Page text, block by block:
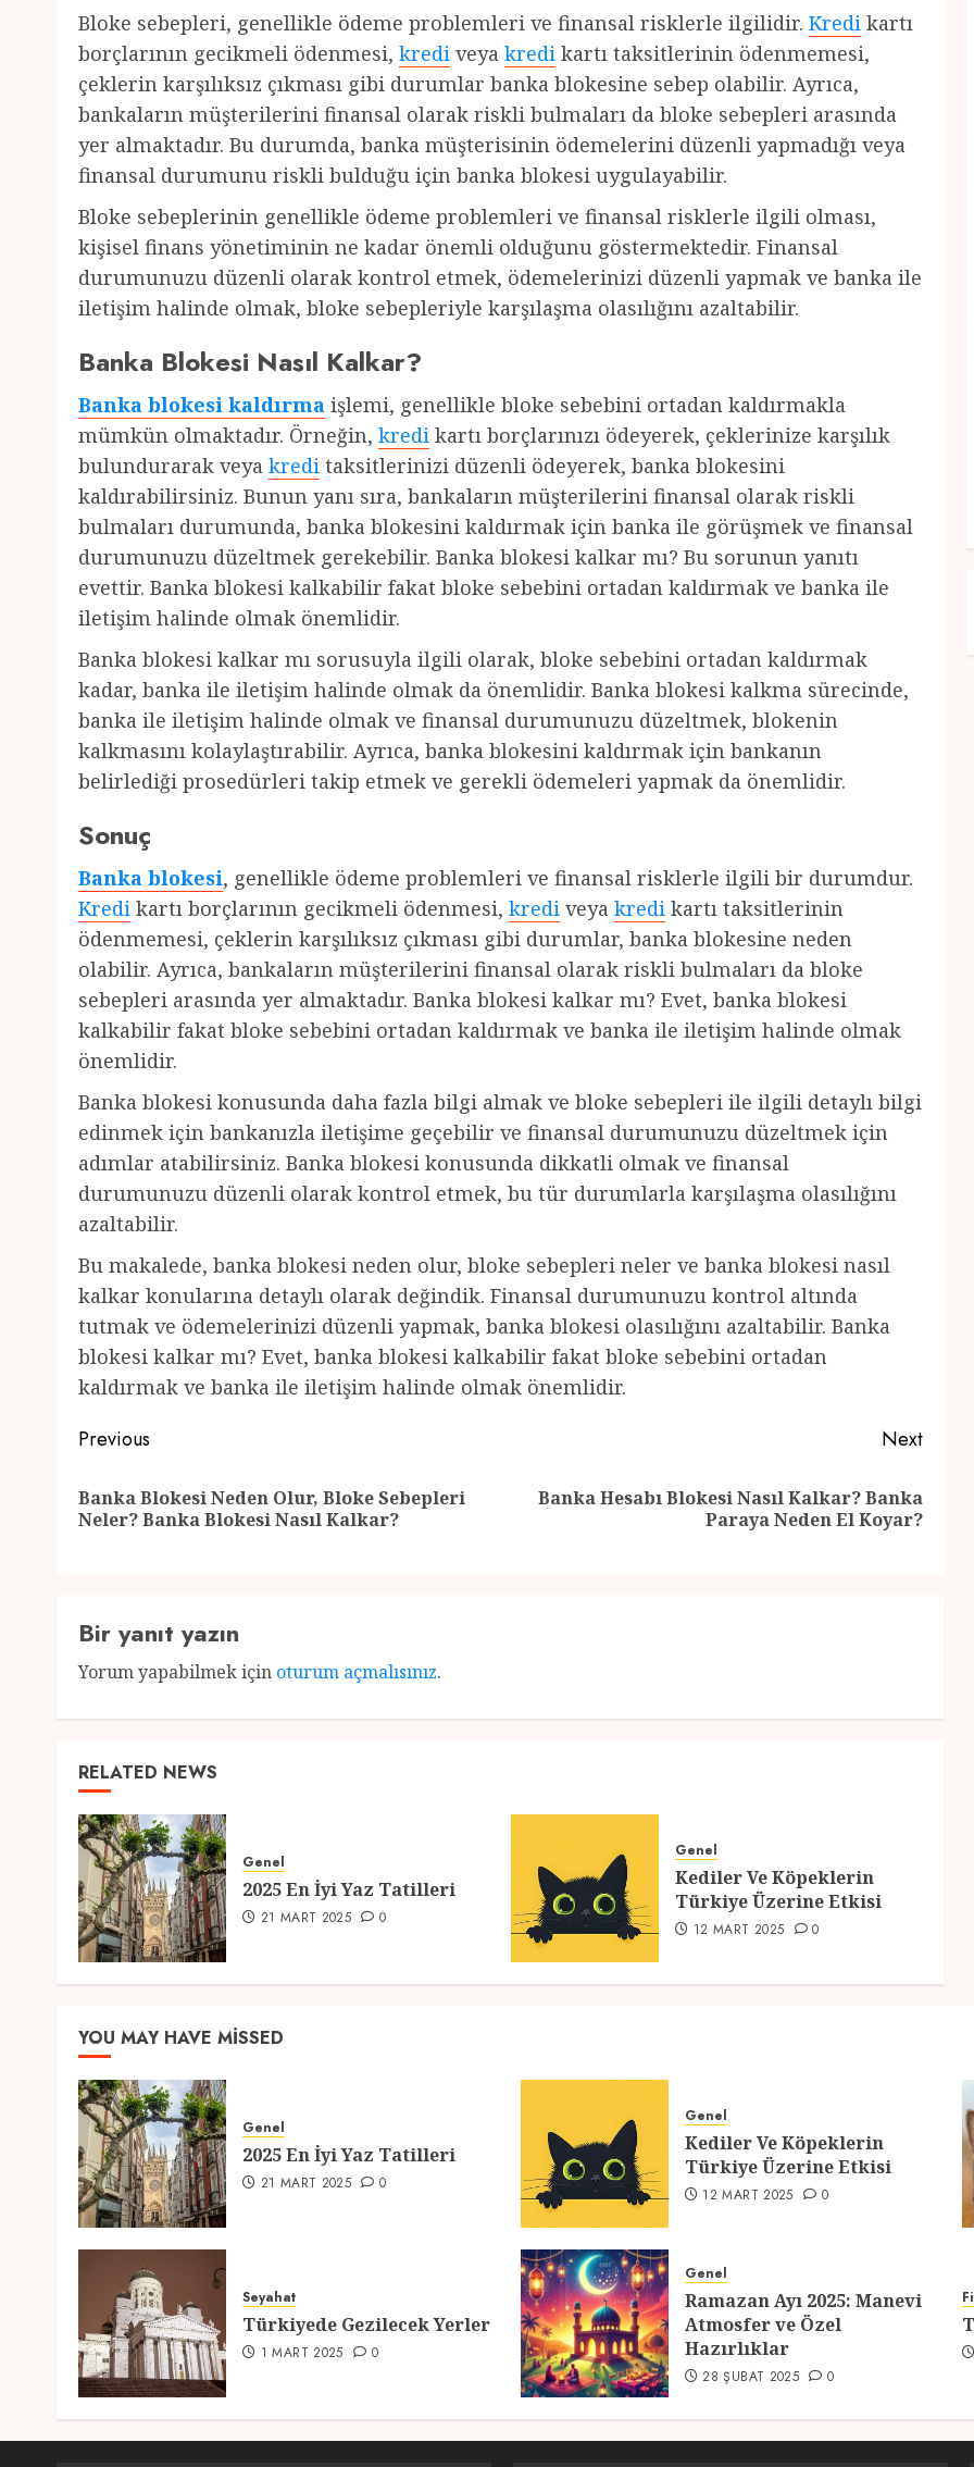
Bloke sebepleri, genellikle ödeme problemleri ve finansal risklerle ilgilidir. Kredi kartı
borçlarının gecikmeli ödenmesi, kredi veya kredi kartı taksitlerinin ödenmemesi,
çeklerin karşılıksız çıkması gibi durumlar banka blokesine sebep olabilir. Ayrıca,
bankaların müşterilerini finansal olarak riskli bulmaları da bloke sebepleri arasında
yer almaktadır. Bu durumda, banka müşterisinin ödemelerini düzenli yapmadığı veya
finansal durumunu riskli bulduğu için banka blokesi uygulayabilir.
Bloke sebeplerinin genellikle ödeme problemleri ve finansal risklerle ilgili olması,
kişisel finans yönetiminin ne kadar önemli olduğunu göstermektedir. Finansal
durumunuzu düzenli olarak kontrol etmek, ödemelerinizi düzenli yapmak ve banka ile
iletişim halinde olmak, bloke sebepleriyle karşılaşma olasılığını azaltabilir.
Banka Blokesi Nasıl Kalkar?
Banka blokesi kaldırma işlemi, genellikle bloke sebebini ortadan kaldırmakla
mümkün olmaktadır. Örneğin, kredi kartı borçlarınızı ödeyerek, çeklerinize karşılık
bulundurarak veya kredi taksitlerinizi düzenli ödeyerek, banka blokesini
kaldırabilirsiniz. Bunun yanı sıra, bankaların müşterilerini finansal olarak riskli
bulmaları durumunda, banka blokesini kaldırmak için banka ile görüşmek ve finansal
durumunuzu düzeltmek gerekebilir. Banka blokesi kalkar mı? Bu sorunun yanıtı
evettir. Banka blokesi kalkabilir fakat bloke sebebini ortadan kaldırmak ve banka ile
iletişim halinde olmak önemlidir.
Banka blokesi kalkar mı sorusuyla ilgili olarak, bloke sebebini ortadan kaldırmak
kadar, banka ile iletişim halinde olmak da önemlidir. Banka blokesi kalkma sürecinde,
banka ile iletişim halinde olmak ve finansal durumunuzu düzeltmek, blokenin
kalkmasını kolaylaştırabilir. Ayrıca, banka blokesini kaldırmak için bankanın
belirlediği prosedürleri takip etmek ve gerekli ödemeleri yapmak da önemlidir.
Sonuç
Banka blokesi, genellikle ödeme problemleri ve finansal risklerle ilgili bir durumdur.
Kredi kartı borçlarının gecikmeli ödenmesi, kredi veya kredi kartı taksitlerinin
ödenmemesi, çeklerin karşılıksız çıkması gibi durumlar, banka blokesine neden
olabilir. Ayrıca, bankaların müşterilerini finansal olarak riskli bulmaları da bloke
sebepleri arasında yer almaktadır. Banka blokesi kalkar mı? Evet, banka blokesi
kalkabilir fakat bloke sebebini ortadan kaldırmak ve banka ile iletişim halinde olmak
önemlidir.
Banka blokesi konusunda daha fazla bilgi almak ve bloke sebepleri ile ilgili detaylı bilgi
edinmek için bankanızla iletişime geçebilir ve finansal durumunuzu düzeltmek için
adımlar atabilirsiniz. Banka blokesi konusunda dikkatli olmak ve finansal
durumunuzu düzenli olarak kontrol etmek, bu tür durumlarla karşılaşma olasılığını
azaltabilir.
Bu makalede, banka blokesi neden olur, bloke sebepleri neler ve banka blokesi nasıl
kalkar konularına detaylı olarak değindik. Finansal durumunuzu kontrol altında
tutmak ve ödemelerinizi düzenli yapmak, banka blokesi olasılığını azaltabilir. Banka
blokesi kalkar mı? Evet, banka blokesi kalkabilir fakat bloke sebebini ortadan
kaldırmak ve banka ile iletişim halinde olmak önemlidir.
Post
navigation
Previous
Previous
Banka Blokesi Neden Olur, Bloke Sebepleri
Neler? Banka Blokesi Nasıl Kalkar?
Next
NextBanka Hesabı Blokesi Nasıl Kalkar? Banka
Paraya Neden El Koyar?
Bir yanıt yazın
Yorum yapabilmek için oturum açmalısınız.
RELATED NEWS
Genel
2025 En İyi Yaz Tatilleri
21 MART 2025 0
Genel
Kediler Ve Köpeklerin
Türkiye Üzerine Etkisi
12 MART 2025 0
YOU MAY HAVE MISSED
Genel
2025 En İyi Yaz Tatilleri
21 MART 2025 0
Genel
Kediler Ve Köpeklerin
Türkiye Üzerine Etkisi
12 MART 2025 0
Seyahat
Türkiyede Gezilecek Yerler
1 MART 2025 0
Genel
Ramazan Ayı 2025: Manevi
Atmosfer ve Özel
Hazırlıklar
28 ŞUBAT 2025 0